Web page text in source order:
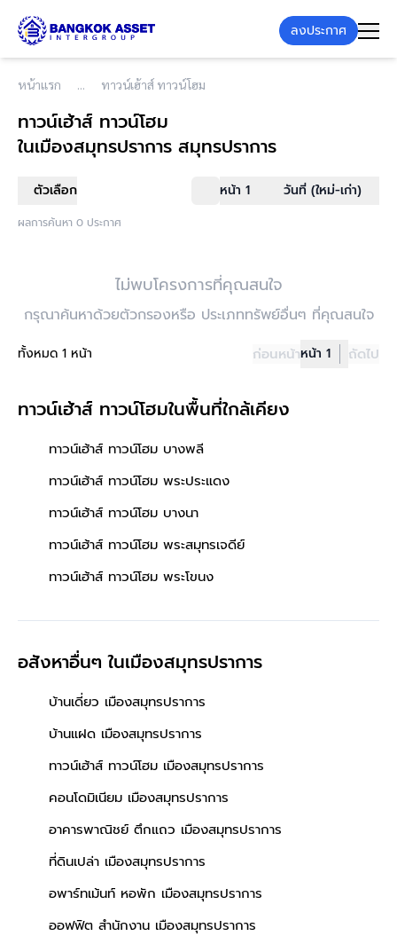
ลงประกาศ
หน้าแรก ทาวน์เฮ้าส์ ทาวน์โฮม
ทาวน์เฮ้าส์ ทาวน์โฮม
ในเมืองสมุทรปราการ สมุทรปราการ
ตัวเลือก หน้า 1 วันที่ (ใหม่-เก่า)
ผลการค้นหา 0 ประกาศ
ไม่พบโครงการที่คุณสนใจ
กรุณาค้นหาด้วยตัวกรองหรือ ประเภททรัพย์อื่นๆ ที่คุณสนใจ
ทั้งหมด 1 หน้า ก่อนหน้าหน้า 1 ถัดไป
ทาวน์เฮ้าส์ ทาวน์โฮมในพื้นที่ใกล้เคียง
ทาวน์เฮ้าส์ ทาวน์โฮม บางพลี
ทาวน์เฮ้าส์ ทาวน์โฮม พระประแดง
ทาวน์เฮ้าส์ ทาวน์โฮม บางนา
ทาวน์เฮ้าส์ ทาวน์โฮม พระสมุทรเจดีย์
ทาวน์เฮ้าส์ ทาวน์โฮม พระโขนง
อสังหาอื่นๆในเมืองสมุทรปราการ
บ้านเดี่ยว เมืองสมุทรปราการ
บ้านแฝด เมืองสมุทรปราการ
ทาวน์เฮ้าส์ ทาวน์โฮม เมืองสมุทรปราการ
คอนโดมิเนียม เมืองสมุทรปราการ
อาคารพาณิชย์ ตึกแถว เมืองสมุทรปราการ
ที่ดินเปล่า เมืองสมุทรปราการ
อพาร์ทเม้นท์ หอพัก เมืองสมุทรปราการ
ออฟฟิต สำนักงาน เมืองสมุทรปราการ